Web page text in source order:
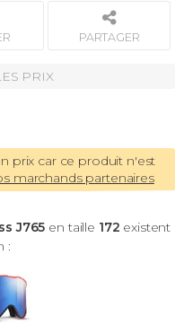
PARTAGER
PRIX
prix car ce produit n'est
marchands partenaires
J765 en taille 172 existent
: